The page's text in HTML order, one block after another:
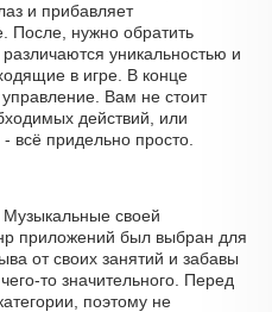
и прибавляет
После, нужно обратить
уникальностью и
в игре. В конце
Вам не стоит
действий, или
всё придельно просто.
Музыкальные своей
приложений был выбран для
от своих занятий и забавы
то значительного. Перед
поэтому не